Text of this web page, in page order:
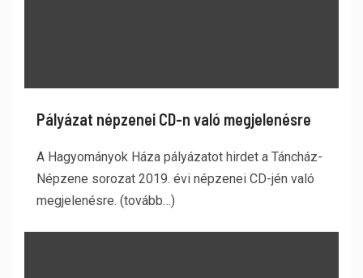
Pályázat népzenei CD-n való megjelenésre
A Hagyományok Háza pályázatot hirdet a Táncház-
Népzene sorozat 2019. évi népzenei CD-jén való
megjelenésre. (tovább…)